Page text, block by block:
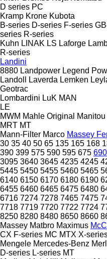
D series PC
Kramp Krone Kubota
B-series D-series F-series
series R-series
Kuhn LINAK LS Laforge
R-series
Landini
8880 Landpower Legend
Landoll
Laverda Lemken
Geotrac
Lombardini LuK MAN
LE
MWM Mahle Original
Manitou
MRT MT
Mann-Filter Marco Massey
30 35 40 50 65 135 165 168
390 399 575 590 595 675 690
3095 3640 3645 4235 4245
5445 5450 5455 5460 5465
6140 6150 6170 6180 6190
6455 6460 6465 6475 6480
6716 7274 7278 7465 7475
7718 7719 7720 7722 7724
8250 8280 8480 8650 8660
Massey Matbro Maximus
CX F-series MC MTX X-
Mengele Mercedes-Benz
D-series L-series MT